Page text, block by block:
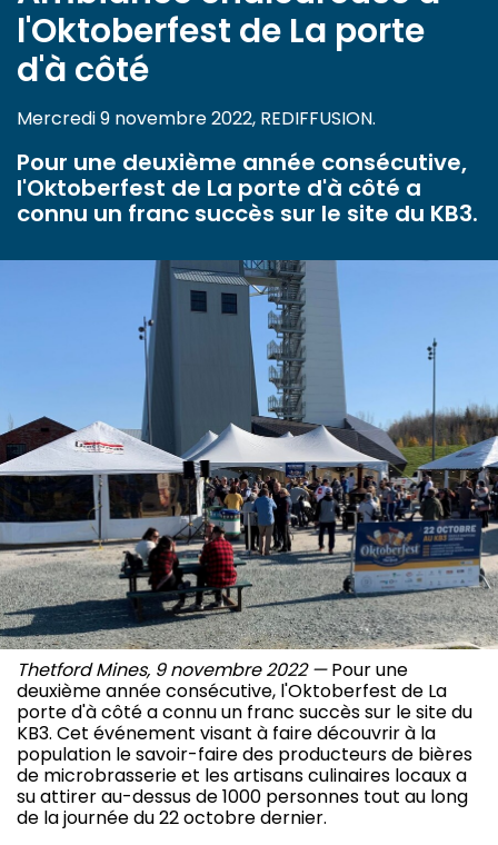
l'Oktoberfest de La porte
d'à côté
Mercredi 9 novembre 2022, REDIFFUSION.
Pour une deuxième année consécutive,
l'Oktoberfest de La porte d'à côté a
connu un franc succès sur le site du KB3.
Thetford Mines, 9 novembre 2022 —Pour une
deuxième année consécutive, l'Oktoberfest de La
porte d'à côté a connu un franc succès sur le site du
KB3. Cet événement visant à faire découvrir à la
population le savoir-faire des producteurs de bières
de microbrasserie et les artisans culinaires locaux a
su attirer au-dessus de 1000 personnes tout au long
de la journée du 22 octobre dernier.